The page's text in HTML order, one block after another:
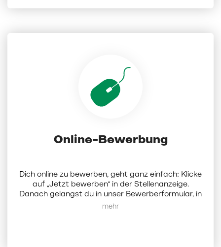
Online-Bewerbung
Dich online zu bewerben, geht ganz einfach: Klicke
auf „Jetzt bewerben“ in der Stellenanzeige.
Danach gelangst du in unser Bewerberformular, in
dem du Dokumente (Lebenslauf, Anschreiben und
Mehr anzeigen